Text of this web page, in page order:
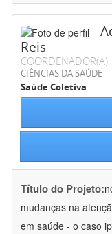
Reis
COORDENADOR(A)
CIÊNCIAS DA SAÚDE
Saúde Coletiva
Título do Projeto:
mudanças na
em saúde - o caso